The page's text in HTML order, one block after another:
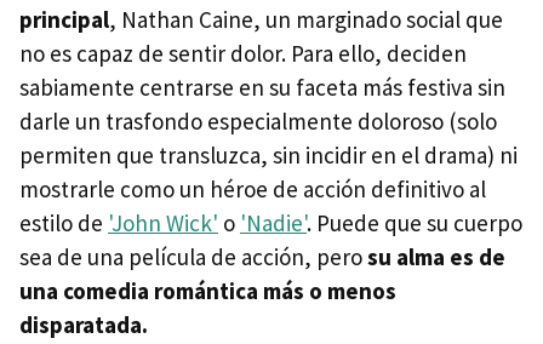
principal, Nathan Caine, un marginado social que
no es capaz de sentir dolor. Para ello, deciden
sabiamente centrarse en su faceta más festiva sin
darle un trasfondo especialmente doloroso (solo
permiten que transluzca, sin incidir en el drama) ni
mostrarle como un héroe de acción definitivo al
estilo de 'John Wick' o 'Nadie'. Puede que su cuerpo
sea de una película de acción, perosu alma es de
una comedia romántica más o menos
disparatada.